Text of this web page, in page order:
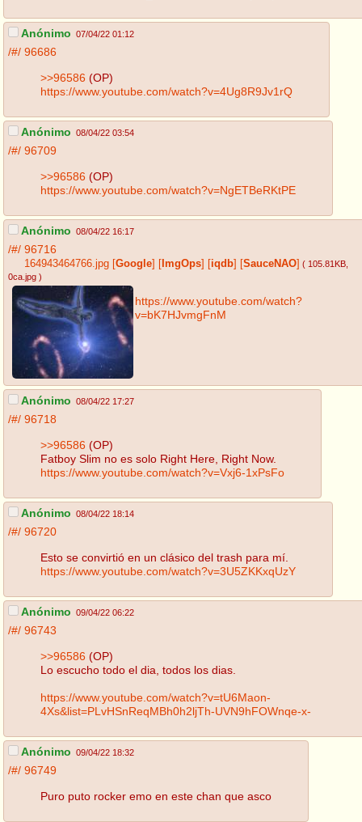
Anónimo 07/04/22 01:12
/#/ 96686
>>96586 (OP)
https://www.youtube.com/watch?v=4Ug8R9Jv1rQ
Anónimo 08/04/22 03:54
/#/ 96709
>>96586 (OP)
https://www.youtube.com/watch?v=NgETBeRKtPE
Anónimo 08/04/22 16:17
/#/ 96716
164943464766.jpg Google ImgOps iqdb SauceNAO ( 105.81KB
0ca.jpg )
https://www.youtube.com/watch?
v=bK7HJvmgFnM
Anónimo 08/04/22 17:27
/#/ 96718
>>96586 (OP)
Fatboy Slim no es solo Right Here, Right Now.
https://www.youtube.com/watch?v=Vxj6-1xPsFo
Anónimo 08/04/22 18:14
/#/ 96720
Esto se convirtió en un clásico del trash para mí.
https://www.youtube.com/watch?v=3U5ZKKxqUzY
Anónimo 09/04/22 06:22
/#/ 96743
>>96586 (OP)
Lo escucho todo el dia, todos los dias.
https://www.youtube.com/watch?v=tU6Maon-
4Xs&list=PLvHSnReqMBh0h2ljTh-UVN9hFOWnqe-x-
Anónimo 09/04/22 18:32
/#/ 96749
Puro puto rocker emo en este chan que asco